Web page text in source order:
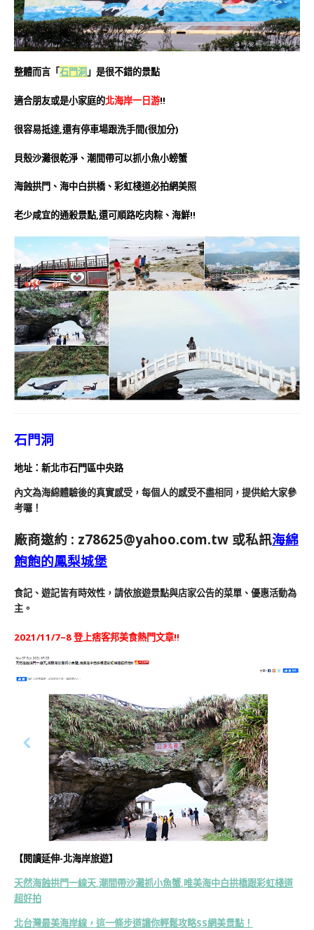
整體而言「石門洞 」是很不錯的景點
適合朋友或是小家庭的北海岸一日游!!
很容易抵達,還有停車場跟洗手間(很加分)
貝殼沙灘很乾淨、潮間帶可以抓小魚小螃蟹
海蝕拱門、海中白拱橋、彩虹棧道必拍網美照
老少咸宜的通殺景點,還可順路吃肉粽、海鮮!!
石門洞
地址：新北市石門區中央路
內文為海綿體驗後的真實感受，每個人的感受不盡相同，提供給大家參
考囉！
廠商邀約 : z78625@yahoo.com.tw 或私訊海綿
飽飽的鳳梨城堡
食記、遊記皆有時效性，請依旅遊景點與店家公告的菜單、優惠活動為
主。
2021/11/7~8 登上痞客邦美食熱門文章!!
【閱讀延伸-北海岸旅遊】
天然海蝕拱門一線天,潮間帶沙灘抓小魚蟹,唯美海中白拱橋跟彩虹棧道
超好拍
北台灣最美海岸線，這一條步道讓你輕鬆攻略SS網美景點！